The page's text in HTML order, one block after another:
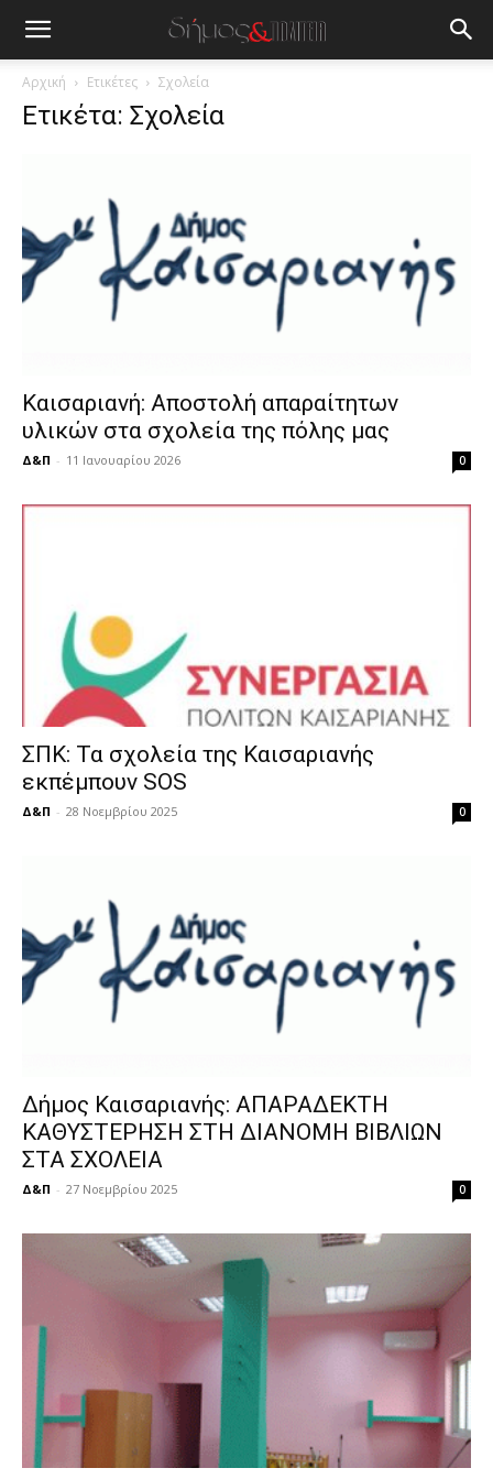
lesbians
very
hot
cam
show. desi
you
the
meaning
porn
Αρχική Ετικέτες Σχολεία
Ετικέτα: Σχολεία
Καισαριανή: Αποστολή απαραίτητων
υλικών στα σχολεία της πόλης μας
Δ&Π - 11 Ιανουαρίου 2026 0
ΣΠΚ: Τα σχολεία της Καισαριανής
εκπέμπουν SOS
Δ&Π - 28 Νοεμβρίου 2025 0
Δήμος Καισαριανής: ΑΠΑΡΑΔΕΚΤΗ
ΚΑΘΥΣΤΕΡΗΣΗ ΣΤΗ ΔΙΑΝΟΜΗ ΒΙΒΛΙΩΝ
ΣΤΑ ΣΧΟΛΕΙΑ
Δ&Π - 27 Νοεμβρίου 2025 0